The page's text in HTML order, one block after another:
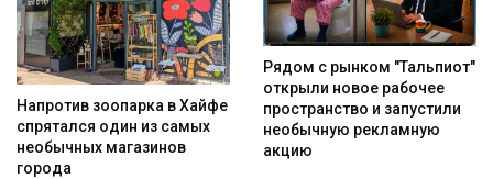
Напротив зоопарка в Хайфе
спрятался один из самых
необычных магазинов
города
Рядом с рынком "Тальпиот"
открыли новое рабочее
пространство и запустили
необычную рекламную
акцию